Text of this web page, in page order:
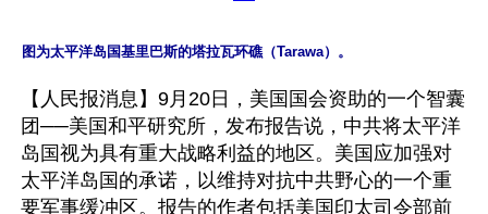
【人民报消息】9月20日，美国国会资助的一个智囊
团──美国和平研究所，发布报告说，中共将太平洋
岛国视为具有重大战略利益的地区。美国应加强对
太平洋岛国的承诺，以维持对抗中共野心的一个重
要军事缓冲区。报告的作者包括美国印太司令部前